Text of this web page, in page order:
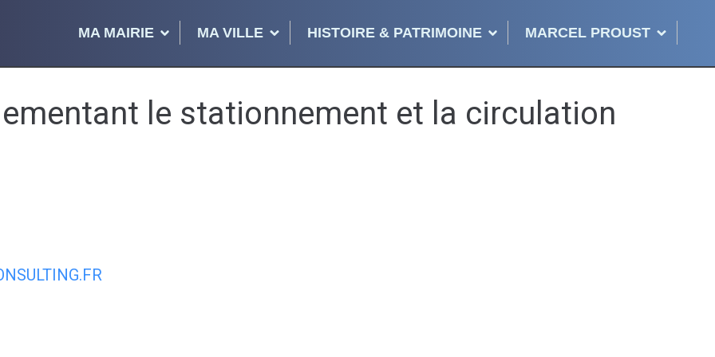
MA MAIRIE MA VILLE HISTOIRE & PATRIMOINE MARCEL PROUST
le stationnement et la circulation